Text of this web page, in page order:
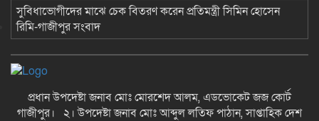
সুবিধাভোগীদের মাঝে চেক বিতরণ করেন প্রতিমন্ত্রী সিমিন হোসেন
রিমি-গাজীপুর সংবাদ
প্রধান উপদেষ্টা জনাব মোঃ মোরশেদ আলম, এডভোকেট জজ কোর্ট
গাজীপুর। ২। উপদেষ্টা জনাব মোঃ আব্দুল লতিফ পাঠান, সাপ্তাহিক দেশ